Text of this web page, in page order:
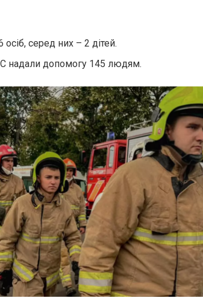
серед них – 2 дітей.
надали допомогу 145 людям.